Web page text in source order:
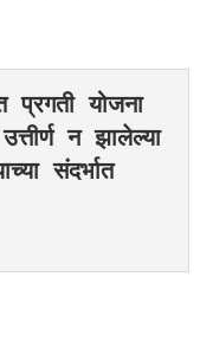
प्रगती योजना
न झालेल्या
संदर्भात